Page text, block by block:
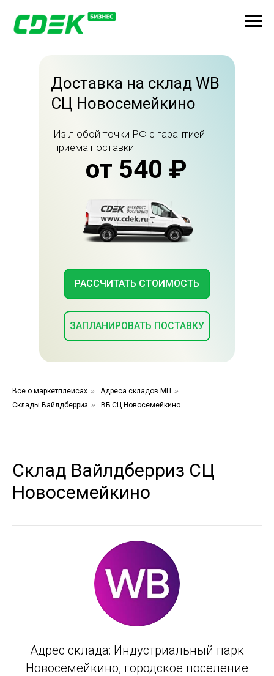
Доставка на склад WB
СЦ Новосемейкино
Из любой точки РФ с гарантией
приема поставки
РАССЧИТАТЬ СТОИМОСТЬ
ЗАПЛАНИРОВАТЬ ПОСТАВКУ
от 540 ₽
Все о маркетплейсах » Адреса складов МП »
Склады Вайлдберриз » ВБ СЦ Новосемейкино
Склад Вайлдберриз СЦ
Новосемейкино
Адрес склада: Индустриальный парк
Новосемейкино, городское поселение